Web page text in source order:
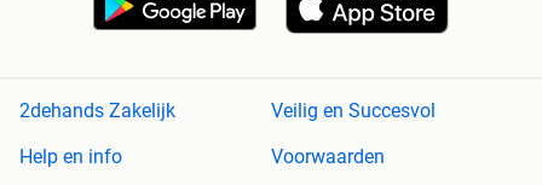
2dehands Zakelijk
Veilig en Succesvol
Help en info
Voorwaarden